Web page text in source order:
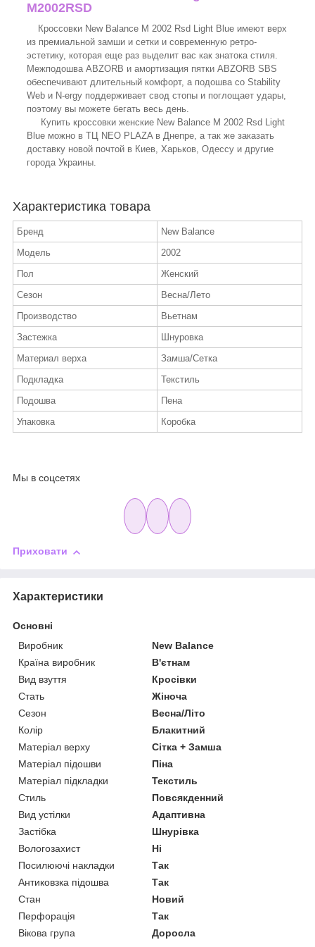
M2002RSD
Кроссовки New Balance M 2002 Rsd Light Blue имеют верх
из премиальной замши и сетки и современную ретро-
эстетику, которая еще раз выделит вас как знатока стиля.
Межподошва ABZORB и амортизация пятки ABZORB SBS
обеспечивают длительный комфорт, а подошва со Stability
Web и N-ergy поддерживает свод стопы и поглощает удары,
поэтому вы можете бегать весь день.
Купить кроссовки женские New Balance M 2002 Rsd Light
Blue можно в ТЦ NEO PLAZA в Днепре, а так же заказать
доставку новой почтой в Киев, Харьков, Одессу и другие
города Украины.
Характеристика товара
Бренд
New Balance
Модель
2002
Пол
Женский
Сезон
Весна/Лето
Производство
Вьетнам
Застежка
Шнуровка
Материал верха
Замша/Сетка
Подкладка
Текстиль
Подошва
Пена
Упаковка
Коробка
Мы в соцсетях
Приховати
Характеристики
Основні
Виробник
New Balance
Країна виробник
В'єтнам
Вид взуття
Кросівки
Стать
Жіноча
Сезон
Весна/Літо
Колір
Блакитний
Матеріал верху
Сітка + Замша
Матеріал підошви
Піна
Матеріал підкладки
Текстиль
Стиль
Повсякденний
Вид устілки
Адаптивна
Застібка
Шнурівка
Вологозахист
Ні
Посилюючі накладки
Так
Антиковзка підошва
Так
Стан
Новий
Перфорація
Так
Вікова група
Доросла